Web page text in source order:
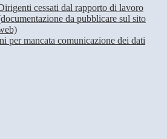
cessati dal rapporto di lavoro
da pubblicare sul sito
per mancata comunicazione dei dati